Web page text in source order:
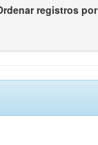
registros por